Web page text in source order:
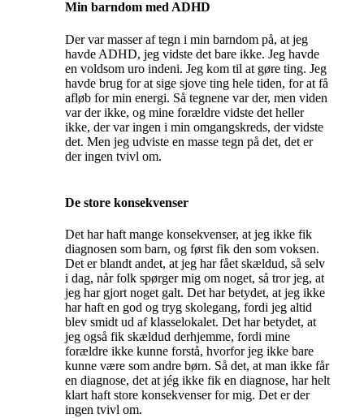
Min barndom med ADHD
Der var masser af tegn i min barndom på, at jeg
havde ADHD, jeg vidste det bare ikke. Jeg havde
en voldsom uro indeni. Jeg kom til at gøre ting. Jeg
havde brug for at sige sjove ting hele tiden, for at få
afløb for min energi. Så tegnene var der, men viden
var der ikke, og mine forældre vidste det heller
ikke, der var ingen i min omgangskreds, der vidste
det. Men jeg udviste en masse tegn på det, det er
der ingen tvivl om.
De store konsekvenser
Det har haft mange konsekvenser, at jeg ikke fik
diagnosen som barn, og først fik den som voksen.
Det er blandt andet, at jeg har fået skældud, så selv
i dag, når folk spørger mig om noget, så tror jeg, at
jeg har gjort noget galt. Det har betydet, at jeg ikke
har haft en god og tryg skolegang, fordi jeg altid
blev smidt ud af klasselokalet. Det har betydet, at
jeg også fik skældud derhjemme, fordi mine
forældre ikke kunne forstå, hvorfor jeg ikke bare
kunne være som andre børn. Så det, at man ikke får
en diagnose, det at jég ikke fik en diagnose, har helt
klart haft store konsekvenser for mig. Det er der
ingen tvivl om.